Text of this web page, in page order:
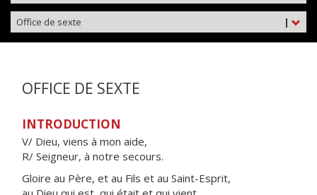
|
Office de sexte
OFFICE DE SEXTE
INTRODUCTION
V/ Dieu, viens à mon aide,
R/ Seigneur, à notre secours.
Gloire au Père, et au Fils et au Saint-Esprit,